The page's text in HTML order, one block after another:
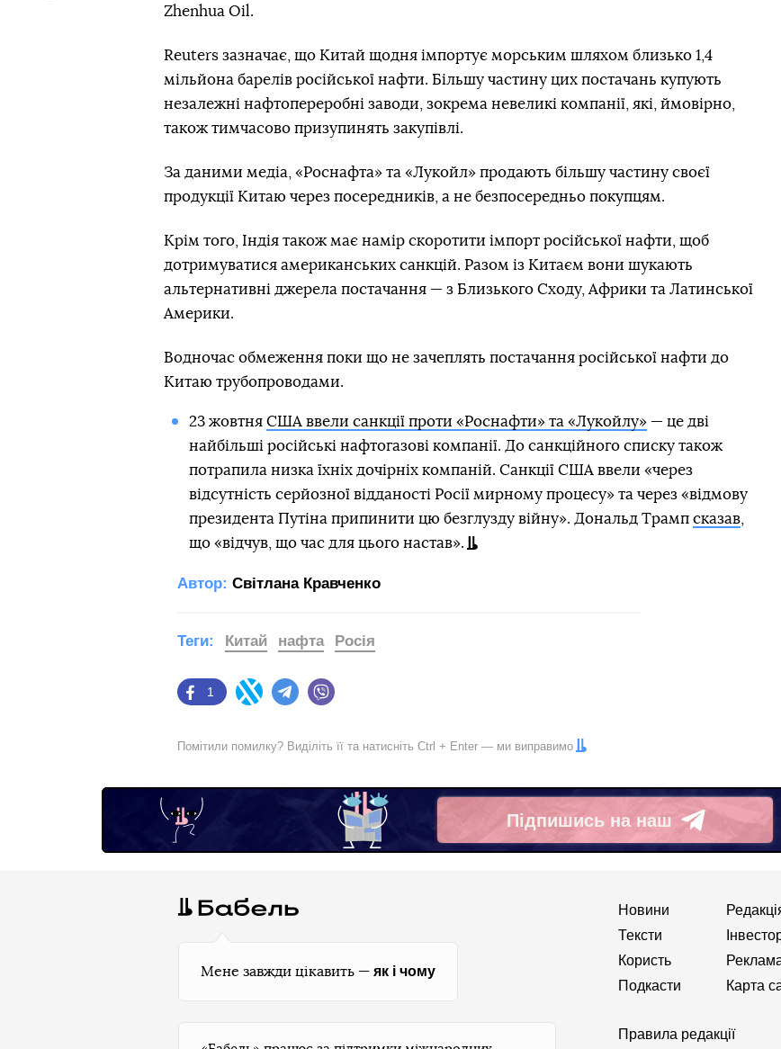
Zhenhua Oil.
Reuters зазначає, що Китай щодня імпортує морським шляхом близько 1,4
мільйона барелів російської нафти. Більшу частину цих постачань купують
незалежні нафтопереробні заводи, зокрема невеликі компанії, які, ймовірно,
також тимчасово призупинять закупівлі.
За даними медіа, «Роснафта» та «Лукойл» продають більшу частину своєї
продукції Китаю через посередників, а не безпосередньо покупцям.
Крім того, Індія також має намір скоротити імпорт російської нафти, щоб
дотримуватися американських санкцій. Разом із Китаєм вони шукають
альтернативні джерела постачання — з Близького Сходу, Африки та Латинської
Америки.
Водночас обмеження поки що не зачеплять постачання російської нафти до
Китаю трубопроводами.
23 жовтня США ввели санкції проти «Роснафти» та «Лукойлу»— це дві
найбільші російські нафтогазові компанії. До санкційного списку також
потрапила низка їхніх дочірніх компаній. Санкції США ввели «через
відсутність серйозної відданості Росії мирному процесу» та через «відмову
президента Путіна припинити цю безглузду війну». Дональд Трамп сказав,
що «відчув, що час для цього настав».
Автор: Світлана Кравченко
Facebook
1
Twitter Telegram
Теги: Китай нафта Росія
Помітили помилку? Виділіть її та натисніть Ctrl + Enter — ми виправимо
Підпишись на наш
Telegram
Мене завжди цікавить — як і чому
Новини
Тексти
Користь
Подкасти
Карта
Правила редакції